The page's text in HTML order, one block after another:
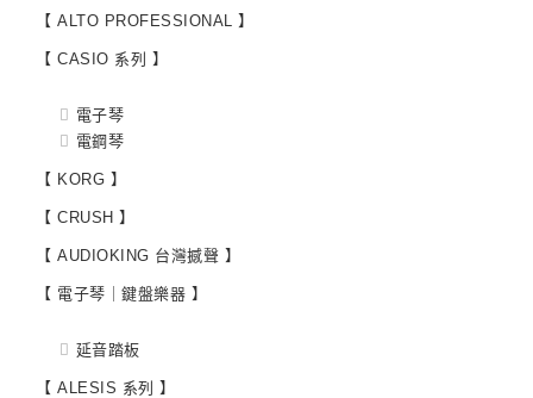
【 ALTO PROFESSIONAL 】
【 CASIO 系列 】
電子琴
電鋼琴
【 KORG 】
【 CRUSH 】
【 AUDIOKING 台灣撼聲 】
【 電子琴｜鍵盤樂器 】
延音踏板
【 ALESIS 系列 】